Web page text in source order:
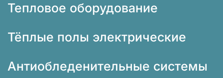
Тепловое оборудование
Тёплые полы электрические
Антиобледенительные системы